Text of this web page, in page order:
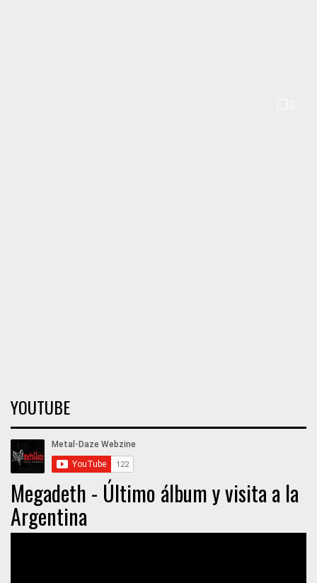
YOUTUBE
Megadeth - Último álbum y visita a la
Argentina